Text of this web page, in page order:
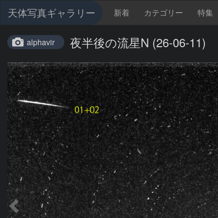
天体写真ギャラリー 新着 カテゴリー 特集
alphavir 夜半後の流星N (26-06-11)